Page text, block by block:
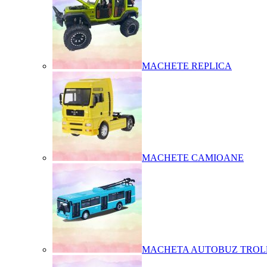
MACHETE REPLICA
MACHETE CAMIOANE
MACHETA AUTOBUZ